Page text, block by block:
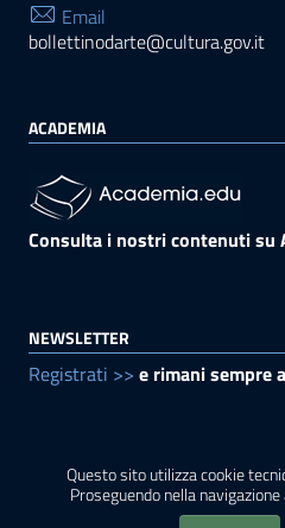
Questo sito utilizza cookie
Proseguendo nella
Email
bollettinodarte@cultura.gov.it
ACADEMIA
Consulta i nostri contenuti su
NEWSLETTER
Registrati >> e rimani sempre
Sezione Link Utili
Privacy | Cookie policy | Note